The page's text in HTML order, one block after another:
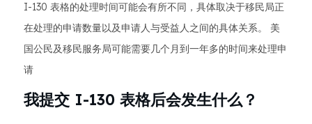
I-130 表格的处理时间可能会有所不同，具体取决于移民局正
在处理的申请数量以及申请人与受益人之间的具体关系。 美
国公民及移民服务局可能需要几个月到一年多的时间来处理申
请
我提交 I-130 表格后会发生什么？